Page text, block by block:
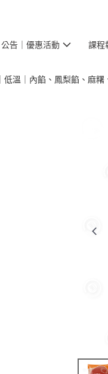
公告｜優惠活動 課程
｜低溫｜內餡、鳳梨餡、麻糬